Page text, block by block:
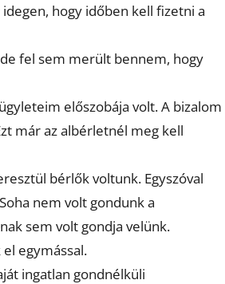
hogy időben kell fizetni a
fel sem merült bennem, hogy
előszobája volt. A bizalom
már az albérletnél meg kell
bérlők voltunk. Egyszóval
nem volt gondunk a
sem volt gondja velünk.
egymással.
ingatlan gondnélküli